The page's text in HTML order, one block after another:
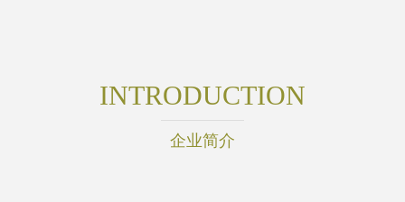
INTRODUCTION
企业简介